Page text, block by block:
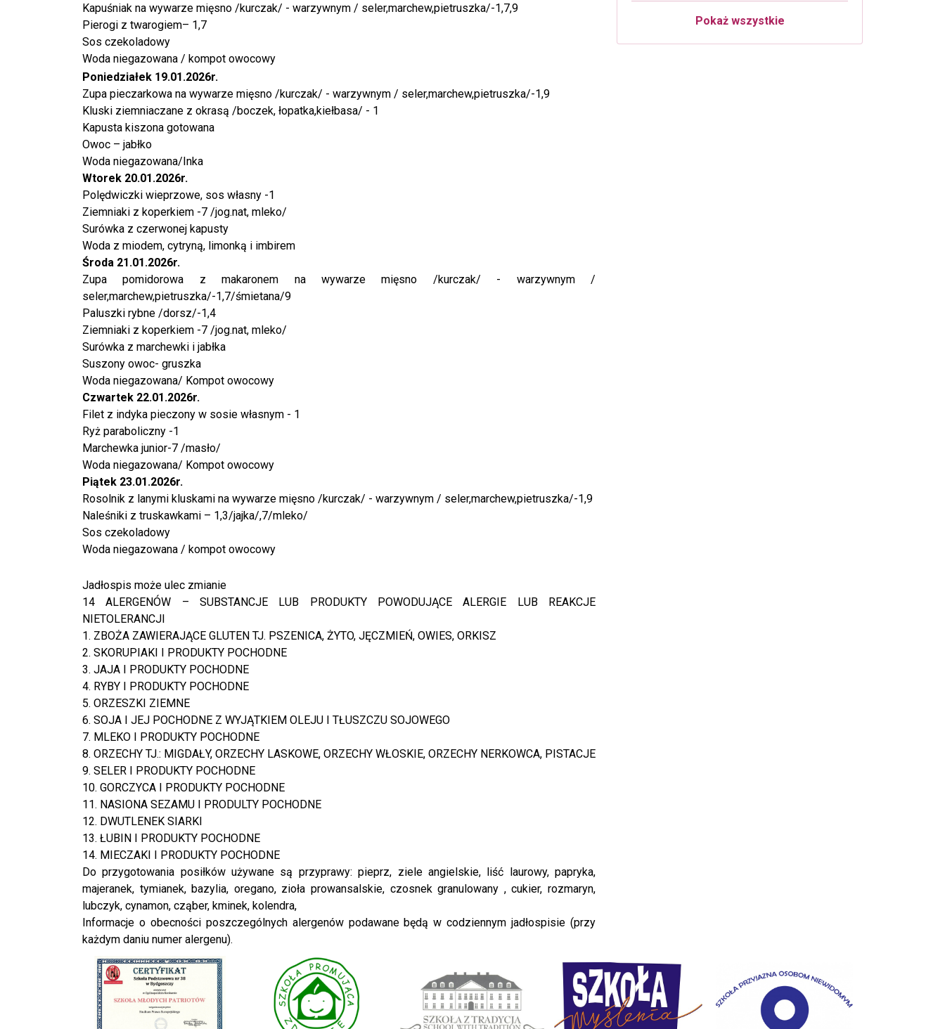
Kapuśniak na wywarze mięsno /kurczak/ - warzywnym / seler,marchew,pietruszka/-1,7,9
Pierogi z twarogiem– 1,7
Sos czekoladowy
Woda niegazowana / kompot owocowy
Poniedziałek 19.01.2026r.
Zupa pieczarkowa na wywarze mięsno /kurczak/ - warzywnym / seler,marchew,pietruszka/-1,9
Kluski ziemniaczane z okrasą /boczek, łopatka,kiełbasa/ - 1
Kapusta kiszona gotowana
Owoc – jabłko
Woda niegazowana/Inka
Wtorek 20.01.2026r.
Polędwiczki wieprzowe, sos własny -1
Ziemniaki z koperkiem -7 /jog.nat, mleko/
Surówka z czerwonej kapusty
Woda z miodem, cytryną, limonką i imbirem
Środa 21.01.2026r.
Zupa pomidorowa z makaronem na wywarze mięsno /kurczak/ - warzywnym /
seler,marchew,pietruszka/-1,7/śmietana/9
Paluszki rybne /dorsz/-1,4
Ziemniaki z koperkiem -7 /jog.nat, mleko/
Surówka z marchewki i jabłka
Suszony owoc- gruszka
Woda niegazowana/ Kompot owocowy
Czwartek 22.01.2026r.
Filet z indyka pieczony w sosie własnym - 1
Ryż paraboliczny -1
Marchewka junior-7 /masło/
Woda niegazowana/ Kompot owocowy
Piątek 23.01.2026r.
Rosolnik z lanymi kluskami na wywarze mięsno /kurczak/ - warzywnym / seler,marchew,pietruszka/-1,9
Naleśniki z truskawkami – 1,3/jajka/,7/mleko/
Sos czekoladowy
Woda niegazowana / kompot owocowy
Jadłospis może ulec zmianie
14 ALERGENÓW – SUBSTANCJE LUB PRODUKTY POWODUJĄCE ALERGIE LUB REAKCJE
NIETOLERANCJI
1. ZBOŻA ZAWIERAJĄCE GLUTEN TJ. PSZENICA, ŻYTO, JĘCZMIEŃ, OWIES, ORKISZ
2. SKORUPIAKI I PRODUKTY POCHODNE
3. JAJA I PRODUKTY POCHODNE
4. RYBY I PRODUKTY POCHODNE
5. ORZESZKI ZIEMNE
6. SOJA I JEJ POCHODNE Z WYJĄTKIEM OLEJU I TŁUSZCZU SOJOWEGO
7. MLEKO I PRODUKTY POCHODNE
8. ORZECHY TJ.: MIGDAŁY, ORZECHY LASKOWE, ORZECHY WŁOSKIE, ORZECHY NERKOWCA, PISTACJE
9. SELER I PRODUKTY POCHODNE
10. GORCZYCA I PRODUKTY POCHODNE
11. NASIONA SEZAMU I PRODULTY POCHODNE
12. DWUTLENEK SIARKI
13. ŁUBIN I PRODUKTY POCHODNE
14. MIECZAKI I PRODUKTY POCHODNE
Do przygotowania posiłków używane są przyprawy: pieprz, ziele angielskie, liść laurowy, papryka,
majeranek, tymianek, bazylia, oregano, zioła prowansalskie, czosnek granulowany , cukier, rozmaryn,
lubczyk, cynamon, cząber, kminek, kolendra,
Informacje o obecności poszczególnych alergenów podawane będą w codziennym jadłospisie (przy
każdym daniu numer alergenu).
Pokaż wszystkie